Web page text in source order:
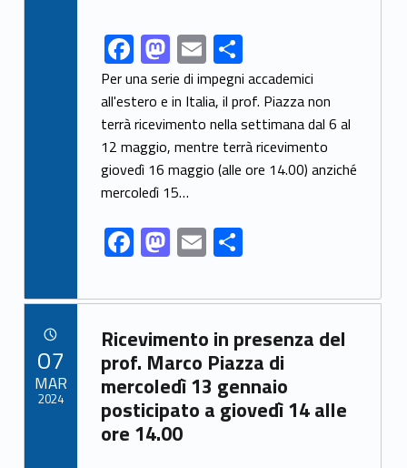
Link identifier share facebook archive #share-link-archive-91504F
ac
e
b
o
o
k
M
as
to
d
o
n
E
m
ai
l
S
h
ar
e
Per una serie di impegni accademici
all'estero e in Italia, il prof. Piazza non
terrà ricevimento nella settimana dal 6 al
12 maggio, mentre terrà ricevimento
giovedì 16 maggio (alle ore 14.00) anziché
mercoledì 15…
F
ac
e
b
o
o
k
M
as
to
d
o
n
E
m
ai
l
S
h
ar
e
Link identifier archive #link-archive-26018
Ricevimento in presenza del
prof. Marco Piazza di
mercoledì 13 gennaio
posticipato a giovedì 14 alle
ore 14.00
07
MAR
2024